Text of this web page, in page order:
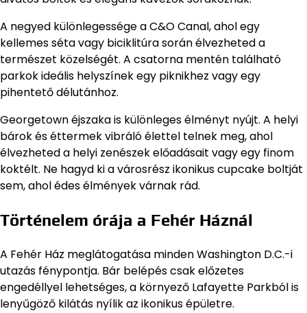
A negyed különlegessége a C&O Canal, ahol egy
kellemes séta vagy biciklitúra során élvezheted a
természet közelségét. A csatorna mentén található
parkok ideális helyszínek egy piknikhez vagy egy
pihentető délutánhoz.
Georgetown éjszaka is különleges élményt nyújt. A helyi
bárok és éttermek vibráló élettel telnek meg, ahol
élvezheted a helyi zenészek előadásait vagy egy finom
koktélt. Ne hagyd ki a városrész ikonikus cupcake boltját
sem, ahol édes élmények várnak rád.
Történelem órája a Fehér Háznál
A Fehér Ház meglátogatása minden Washington D.C.-i
utazás fénypontja. Bár belépés csak előzetes
engedéllyel lehetséges, a környező Lafayette Parkból is
lenyűgöző kilátás nyílik az ikonikus épületre.